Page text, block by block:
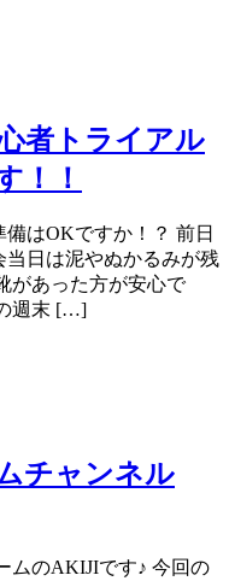
者トライアル
！！
はOKですか！？ 前日
日は泥やぬかるみが残
があった方が安心で
週末 […]
チャンネル
ムのAKIJIです♪ 今回の